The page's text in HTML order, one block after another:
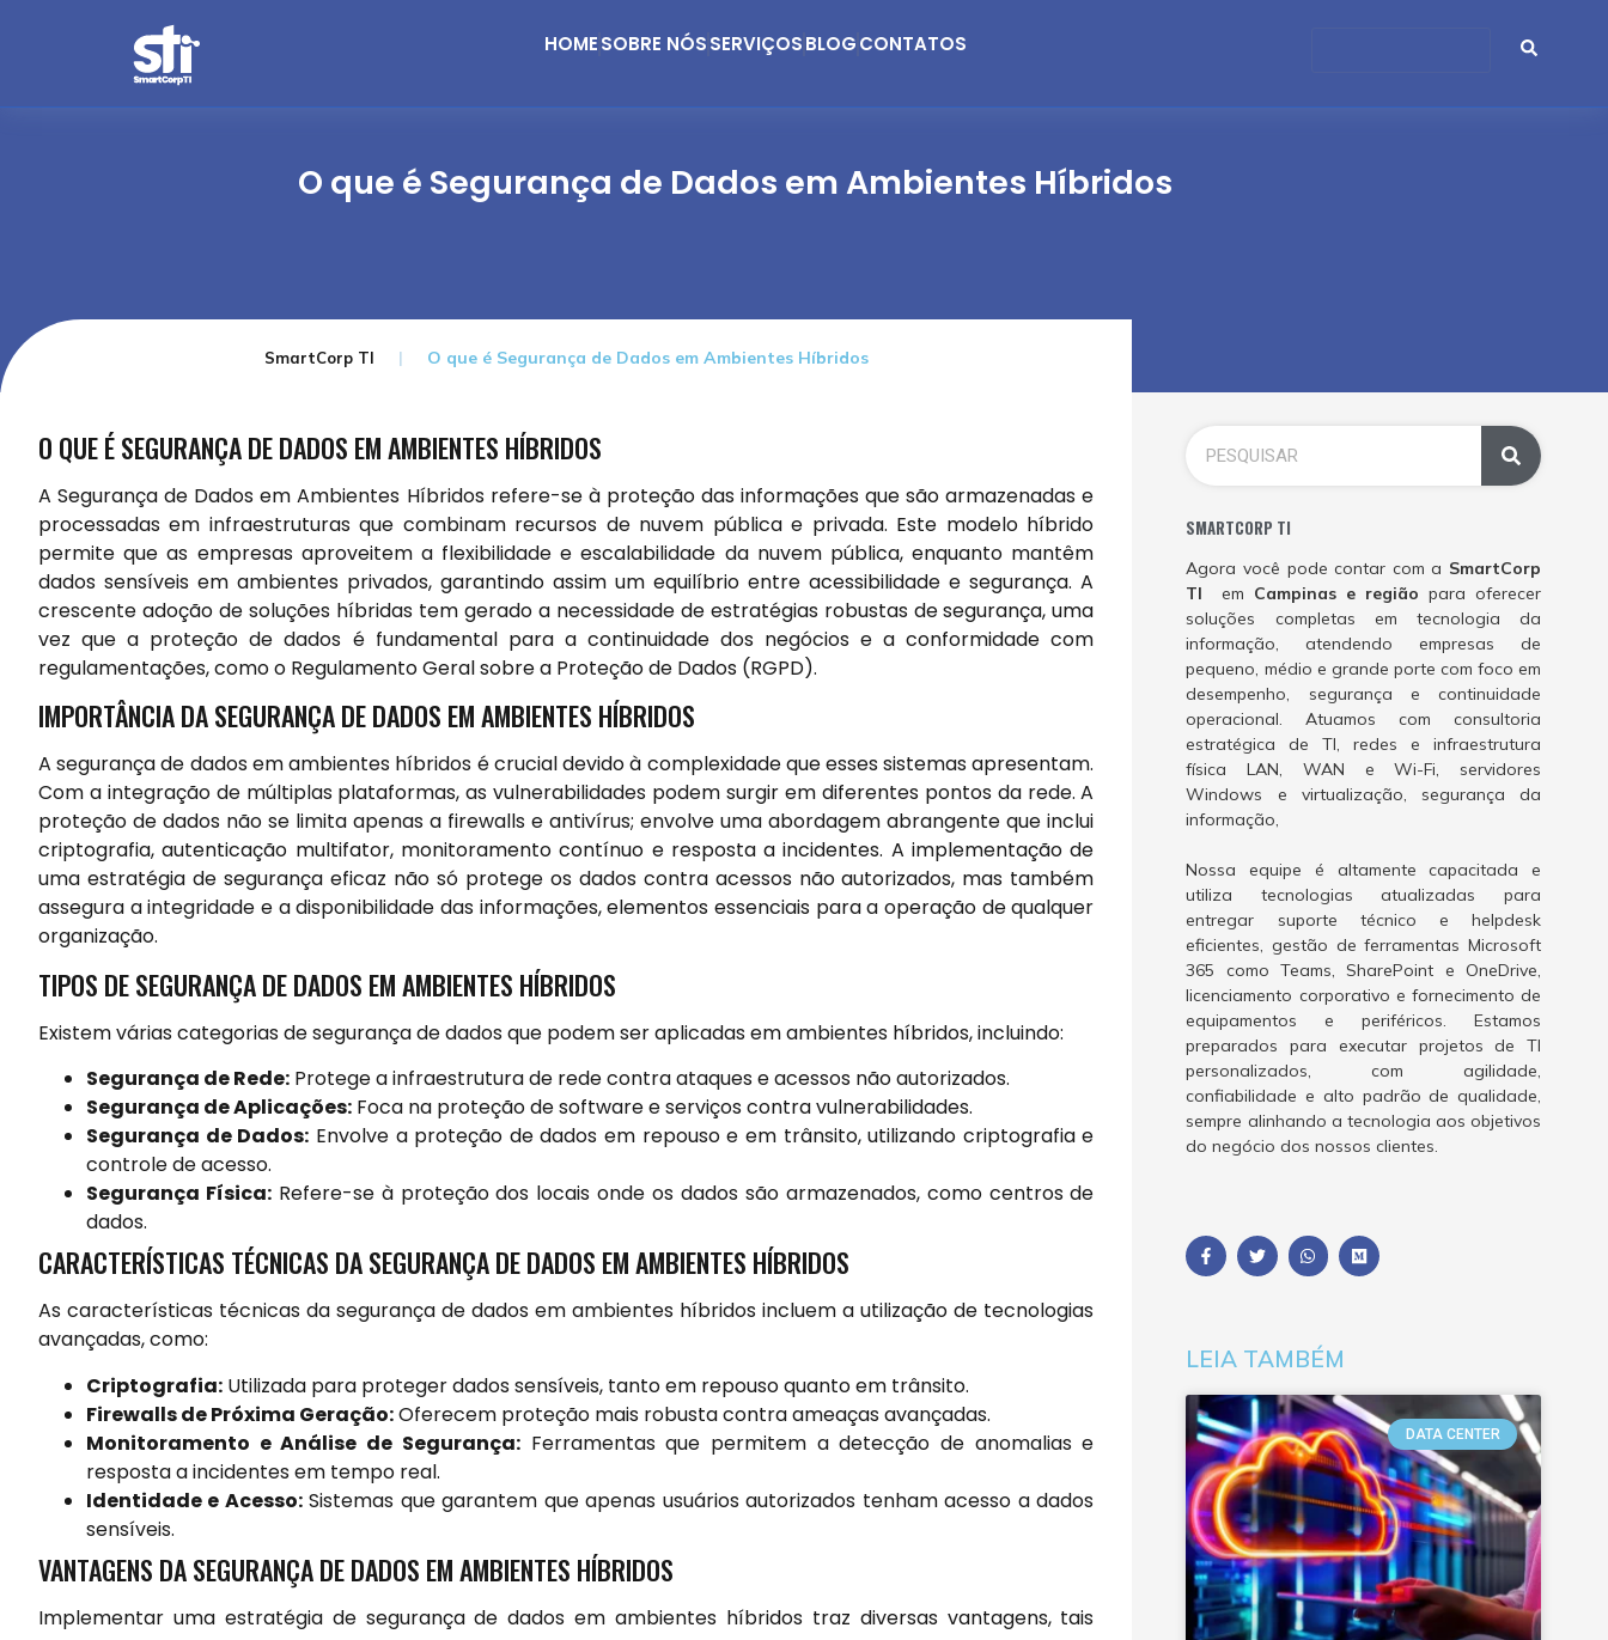
HOMESOBRE NÓSSERVIÇOSBLOGCONTATOS
O que é Segurança de Dados em Ambientes Híbridos
SmartCorp TI O que é Segurança de Dados em Ambientes Híbridos
O QUE É SEGURANÇA DE DADOS EM AMBIENTES HÍBRIDOS
A Segurança de Dados em Ambientes Híbridos refere-se à proteção das informações que são armazenadas e
processadas em infraestruturas que combinam recursos de nuvem pública e privada. Este modelo híbrido
permite que as empresas aproveitem a flexibilidade e escalabilidade da nuvem pública, enquanto mantêm
dados sensíveis em ambientes privados, garantindo assim um equilíbrio entre acessibilidade e segurança. A
crescente adoção de soluções híbridas tem gerado a necessidade de estratégias robustas de segurança, uma
vez que a proteção de dados é fundamental para a continuidade dos negócios e a conformidade com
regulamentações, como o Regulamento Geral sobre a Proteção de Dados (RGPD).
IMPORTÂNCIA DA SEGURANÇA DE DADOS EM AMBIENTES HÍBRIDOS
A segurança de dados em ambientes híbridos é crucial devido à complexidade que esses sistemas apresentam.
Com a integração de múltiplas plataformas, as vulnerabilidades podem surgir em diferentes pontos da rede. A
proteção de dados não se limita apenas a firewalls e antivírus; envolve uma abordagem abrangente que inclui
criptografia, autenticação multifator, monitoramento contínuo e resposta a incidentes. A implementação de
uma estratégia de segurança eficaz não só protege os dados contra acessos não autorizados, mas também
assegura a integridade e a disponibilidade das informações, elementos essenciais para a operação de qualquer
organização.
TIPOS DE SEGURANÇA DE DADOS EM AMBIENTES HÍBRIDOS
Existem várias categorias de segurança de dados que podem ser aplicadas em ambientes híbridos, incluindo:
Segurança de Rede: Protege a infraestrutura de rede contra ataques e acessos não autorizados.
Segurança de Aplicações: Foca na proteção de software e serviços contra vulnerabilidades.
Segurança de Dados: Envolve a proteção de dados em repouso e em trânsito, utilizando criptografia e
controle de acesso.
Segurança Física:Refere-se à proteção dos locais onde os dados são armazenados, como centros de
dados.
CARACTERÍSTICAS TÉCNICAS DA SEGURANÇA DE DADOS EM AMBIENTES HÍBRIDOS
As características técnicas da segurança de dados em ambientes híbridos incluem a utilização de tecnologias
avançadas, como:
Criptografia: Utilizada para proteger dados sensíveis, tanto em repouso quanto em trânsito.
Firewalls de Próxima Geração:Oferecem proteção mais robusta contra ameaças avançadas.
Monitoramento e Análise de Segurança:Ferramentas que permitem a detecção de anomalias e
resposta a incidentes em tempo real.
Identidade e Acesso: Sistemas que garantem que apenas usuários autorizados tenham acesso a dados
sensíveis.
VANTAGENS DA SEGURANÇA DE DADOS EM AMBIENTES HÍBRIDOS
Implementar uma estratégia de segurança de dados em ambientes híbridos traz diversas vantagens, tais
SMARTCORP TI
Agora você pode contar com a SmartCorp
TI em Campinas e região para oferecer
soluções completas em tecnologia da
informação, atendendo empresas de
pequeno, médio e grande porte com foco em
desempenho, segurança e continuidade
operacional. Atuamos com consultoria
estratégica de TI, redes e infraestrutura
física LAN, WAN e Wi-Fi, servidores
Windows e virtualização, segurança da
informação,
Nossa equipe é altamente capacitada e
utiliza tecnologias atualizadas para
entregar suporte técnico e helpdesk
eficientes, gestão de ferramentas Microsoft
365 como Teams, SharePoint e OneDrive,
licenciamento corporativo e fornecimento de
equipamentos e periféricos. Estamos
preparados para executar projetos de TI
personalizados, com agilidade,
confiabilidade e alto padrão de qualidade,
sempre alinhando a tecnologia aos objetivos
do negócio dos nossos clientes.
LEIA TAMBÉM
DATA CENTER